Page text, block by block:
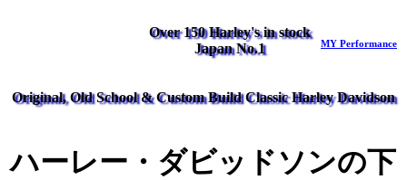
Over 150 Harley's in stock
Japan No.1
MY Performance
Original, Old School & Custom Build Classic Harley Davidson
ハーレー・ダビッドソンの下